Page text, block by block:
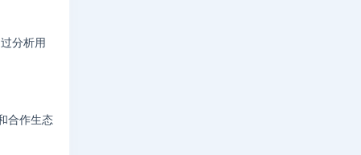
分析用
合作生态